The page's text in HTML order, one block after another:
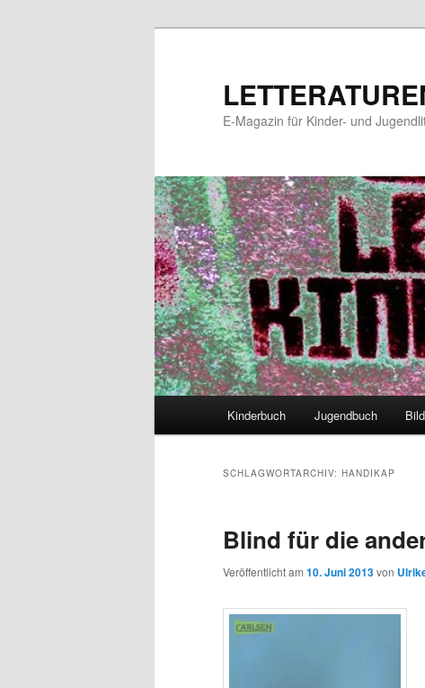
E-Magazin für Kinder- und
Kinderbuch Jugendbuch
SCHLAGWORTARCHIV: HANDIKAP
Blind für die
Veröffentlicht am 10. Juni 2013von